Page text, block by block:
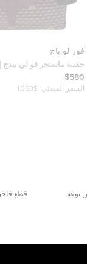
فور لو باج
وكانفاس مقوى عنابي
$580
السعر المبدئي: $1,363
نوعه
قطع